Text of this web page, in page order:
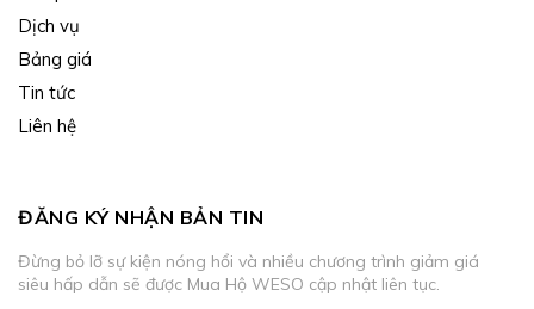
Dịch vụ
Bảng giá
Tin tức
Liên hệ
ĐĂNG KÝ NHẬN BẢN TIN
Đừng bỏ lỡ sự kiện nóng hổi và nhiều chương trình giảm giá
siêu hấp dẫn sẽ được Mua Hộ WESO cập nhật liên tục.